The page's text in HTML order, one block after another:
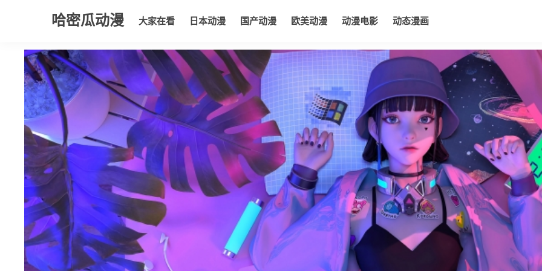
哈密瓜动漫 大家在看 日本动漫 国产动漫 欧美动漫 动漫电影 动态漫画
大家在看 日本动漫 国产动漫 欧美动漫 动漫电影 动态漫画